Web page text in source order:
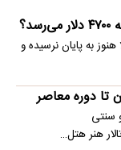
به پایان نرسیده و
سنتی